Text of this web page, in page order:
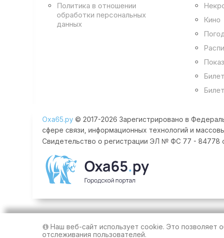
Политика в отношении
обработки персональных
данных
Кино
Оха65.ру © 2017-2026 Зарегистрировано в
сфере связи, информационных технологий и
Свидетельство о регистрации ЭЛ № ФС 77 - 84778
Наш веб-сайт использует cookie. Это
отслеживания пользователей.